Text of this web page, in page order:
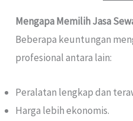
Mengapa Memilih Jasa
Beberapa keuntungan
profesional antara lain:
Peralatan lengkap dan
Harga lebih ekonomis.